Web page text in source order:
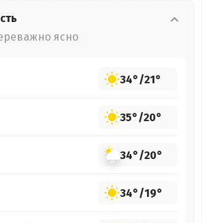
ясно
34°/21°
35°/20°
34°/20°
34°/19°